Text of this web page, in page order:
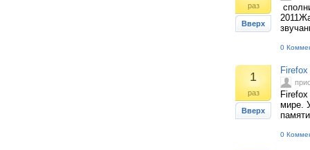
раз
Вверх
0
1
раз
Вверх
мире.
0